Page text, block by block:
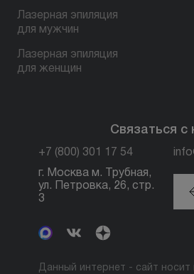
Лазерная эпиляция
для мужчин
Лазерная эпиляция
для женщин
Связаться с
+7 (800) 301 17 54
г. Москва м. Трубная,
ул. Петровка, 26, стр.
3
г.
Данный интернет - сайт носит